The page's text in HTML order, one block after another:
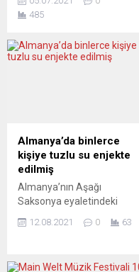
Safiye Ali, vefatının 69’uncu
yılında Almanya’nın
başında anıldı. Diyanet İşleri
Türk İslam Birliği (DİTİB)
yönetim kurulu üyeleri Rabia
Şahinarslan ile Kıymet
Yavuz, Safiye Ali’nin...
485
Almanya’da binlerce
kişiye tuzlu su enjekte
edilmiş
Almanya’nın Aşağı
Saksonya eyaletindeki
Schortens aşı merkezinde
12.08.2021 0 63